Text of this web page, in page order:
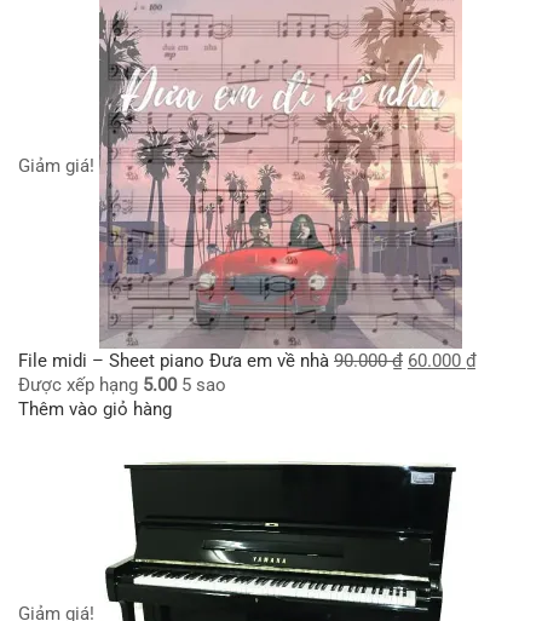
Giảm giá!
File midi – Sheet piano Đưa em về nhà 90.000₫ 60.000 ₫
Được xếp hạng 5.005 sao
Thêm vào giỏ hàng
Giảm giá!